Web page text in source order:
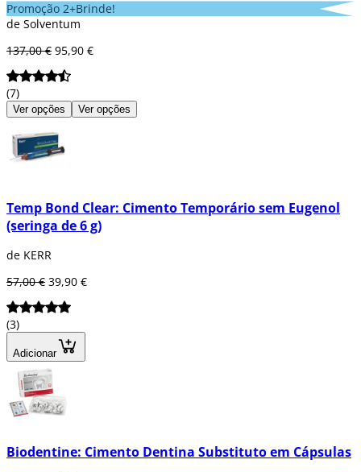
Promoção 2+Brinde!
de Solventum
137,00 € 95,90 €
(7)
Ver opções Ver opções
Temp Bond Clear: Cimento Temporário sem Eugenol
(seringa de 6 g)
de KERR
57,00 € 39,90 €
(3)
Adicionar
Biodentine: Cimento Dentina Substituto em Cápsulas